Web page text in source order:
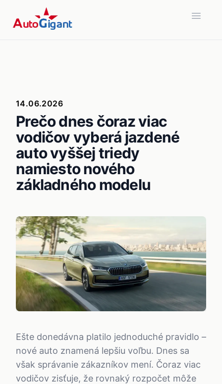
Open
14.06.2026
Prečo dnes čoraz viac
vodičov vyberá jazdené
auto vyššej triedy
namiesto nového
základného modelu
Ešte donedávna platilo jednoduché pravidlo –
nové auto znamená lepšiu voľbu. Dnes sa
však správanie zákazníkov mení. Čoraz viac
vodičov zisťuje, že rovnaký rozpočet môže